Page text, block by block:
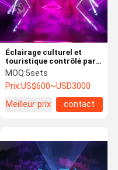
Éclairage culturel et
touristique contrôlé par
Wi-Fi pour installation
murale
MOQ:5sets
Prix:US$600~USD3000
Meilleur prix
contact